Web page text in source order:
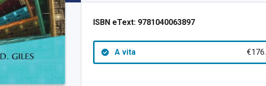
ISBN eText: 9781040063897
A vita